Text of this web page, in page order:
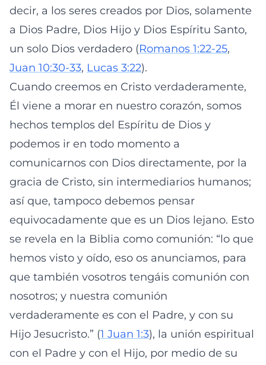
decir, a los seres creados por Dios, solamente
a Dios Padre, Dios Hijo y Dios Espíritu Santo,
un solo Dios verdadero (Romanos 1:22-25,
Juan 10:30-33, Lucas 3:22).
Cuando creemos en Cristo verdaderamente,
Él viene a morar en nuestro corazón, somos
hechos templos del Espíritu de Dios y
podemos ir en todo momento a
comunicarnos con Dios directamente, por la
gracia de Cristo, sin intermediarios humanos;
así que, tampoco debemos pensar
equivocadamente que es un Dios lejano. Esto
se revela en la Biblia como comunión: “lo que
hemos visto y oído, eso os anunciamos, para
que también vosotros tengáis comunión con
nosotros; y nuestra comunión
verdaderamente es con el Padre, y con su
Hijo Jesucristo.” (1 Juan 1:3), la unión espiritual
con el Padre y con el Hijo, por medio de su